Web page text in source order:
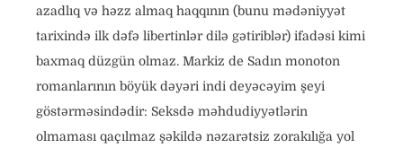
azadlıq və həzz almaq haqqının (bunu mədəniyyət
tarixində ilk dəfə libertinlər dilə gətiriblər) ifadəsi kimi
baxmaq düzgün olmaz. Markiz de Sadın monoton
romanlarının böyük dəyəri indi deyəcəyim şeyi
göstərməsindədir: Seksdə məhdudiyyətlərin
olmaması qaçılmaz şəkildə nəzarətsiz zorakılığa yol